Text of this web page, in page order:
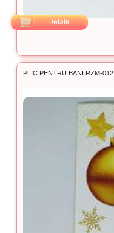
Detalii
PLIC PENTRU BANI RZM-012